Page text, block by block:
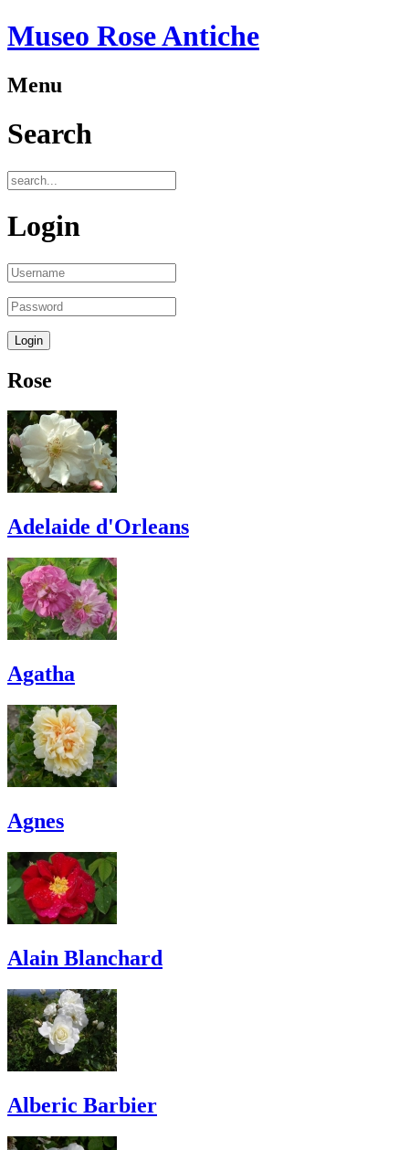
Museo Rose Antiche
Menu
Search
Login
Rose
Adelaide d'Orleans
Agatha
Agnes
Alain Blanchard
Alberic Barbier